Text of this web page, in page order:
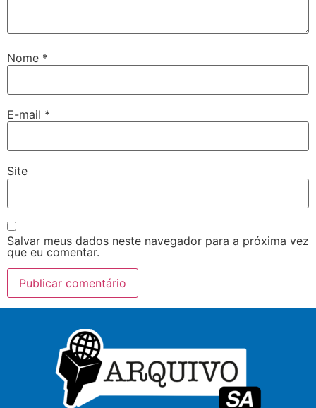
Nome *
E-mail *
Site
Salvar meus dados neste navegador para a próxima vez
que eu comentar.